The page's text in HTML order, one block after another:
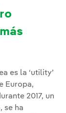
es la ‘utility’
Europa,
2017, un
se ha